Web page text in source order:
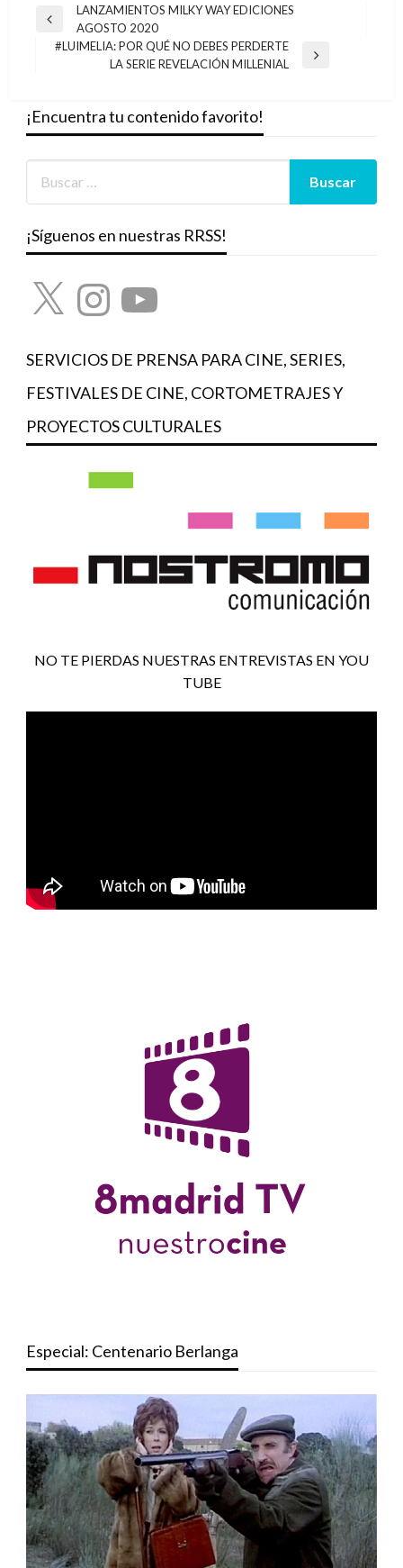
Navegación
Entrada
anterior
LANZAMIENTOS MILKY WAY EDICIONES
AGOSTO 2020
#LUIMELIA: POR QUÉ NO DEBES PERDERTE
LA SERIE REVELACIÓN MILLENIAL
¡Encuentra tu contenido favorito!
¡Síguenos en nuestras RRSS!
X InstagramYouTube
SERVICIOS DE PRENSA PARA CINE, SERIES,
FESTIVALES DE CINE, CORTOMETRAJES Y
PROYECTOS CULTURALES
NO TE PIERDAS NUESTRAS ENTREVISTAS EN YOU
TUBE
Especial: Centenario Berlanga